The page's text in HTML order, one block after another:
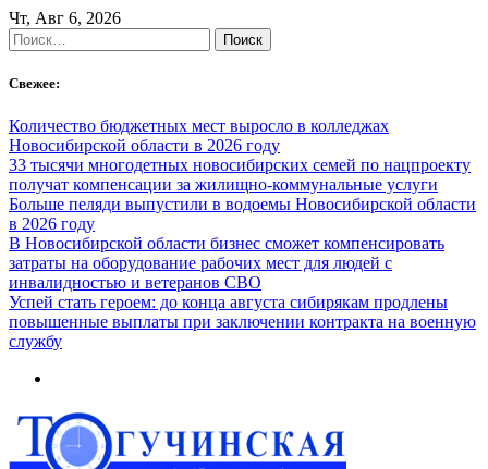
Skip
to
content
Чт, Авг 6, 2026
Найти:
Свежее:
Количество бюджетных мест выросло в колледжах
Новосибирской области в 2026 году
33 тысячи многодетных новосибирских семей по нацпроекту
получат компенсации за жилищно-коммунальные услуги
Больше пеляди выпустили в водоемы Новосибирской области
в 2026 году
В Новосибирской области бизнес сможет компенсировать
затраты на оборудование рабочих мест для людей с
инвалидностью и ветеранов СВО
Успей стать героем: до конца августа сибирякам продлены
повышенные выплаты при заключении контракта на военную
службу